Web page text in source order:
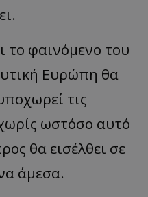
το φαινόμενο του
Ευρώπη θα
τις
ωστόσο αυτό
θα εισέλθει σε
άμεσα.